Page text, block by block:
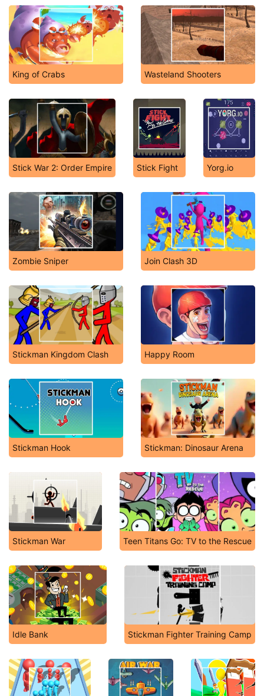
King of Crabs Wasteland Shooters
Stick War 2: Order Empire Stick Fight Yorg.io
Zombie Sniper Join Clash 3D
Stickman Kingdom Clash Happy Room
Stickman Hook Stickman: Dinosaur Arena
Stickman War Teen Titans Go: TV to the Rescue
Idle Bank Stickman Fighter Training Camp